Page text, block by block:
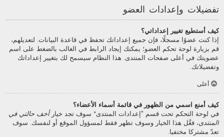
تفضيلات وإعدادات العضو
كيف أستطيع تغيير إعداداتي؟
إذا كنت عضوًا مسجلًا، فإن جميع إعداداتك تحفظ في قاعدة البيانات. لتعديلهم،
قم بزيارة لوحة تحكم العضو؛ يمكنك إيجاد الرابط في الغالب بالضغط على اسم
عضويتك في أعلى صفحات المنتدى. هذا النظام سيسمح لك بتغيير إعداداتك
وتفضيلاتك.
أعلى
كيف أمنع اسمي من الظهور في قائمة أسماء الأعضاء؟
في لوحة التحكم تحت قسم ”إعدادات المنتدى“ سوف تجد خيارأخف حالتي في
المنتدى، فعَّل هذا الخيار وسوف تظهر فقط لمسؤول الموقع أو لنفسك. سوف
تعدّ مشتركا مختفيا.